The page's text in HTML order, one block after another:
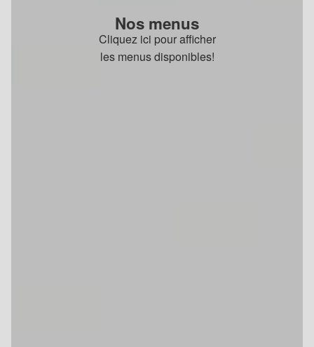
Nos menus
Cliquez ici pour afficher
les menus disponibles!